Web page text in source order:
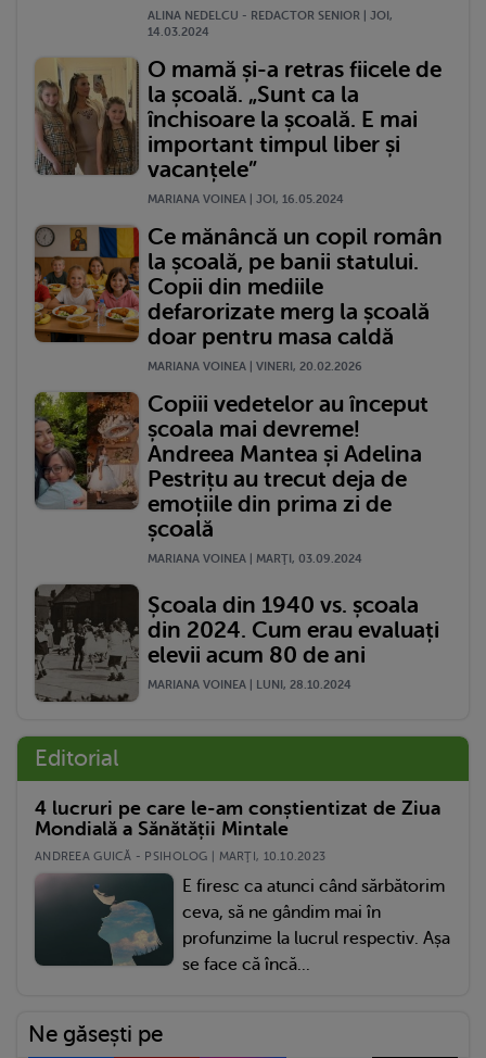
ALINA NEDELCU - REDACTOR SENIOR | JOI,
14.03.2024
O mamă și-a retras fiicele de
la școală. „Sunt ca la
închisoare la școală. E mai
important timpul liber și
vacanțele”
MARIANA VOINEA | JOI, 16.05.2024
Ce mănâncă un copil român
la școală, pe banii statului.
Copii din mediile
defarorizate merg la școală
doar pentru masa caldă
MARIANA VOINEA | VINERI, 20.02.2026
Copiii vedetelor au început
școala mai devreme!
Andreea Mantea și Adelina
Pestrițu au trecut deja de
emoțiile din prima zi de
școală
MARIANA VOINEA | MARŢI, 03.09.2024
Școala din 1940 vs. școala
din 2024. Cum erau evaluați
elevii acum 80 de ani
MARIANA VOINEA | LUNI, 28.10.2024
Editorial
4 lucruri pe care le-am conștientizat de Ziua
Mondială a Sănătății Mintale
ANDREEA GUICĂ - PSIHOLOG | MARŢI, 10.10.2023
E firesc ca atunci când sărbătorim
ceva, să ne gândim mai în
profunzime la lucrul respectiv. Așa
se face că încă...
Ne găsești pe